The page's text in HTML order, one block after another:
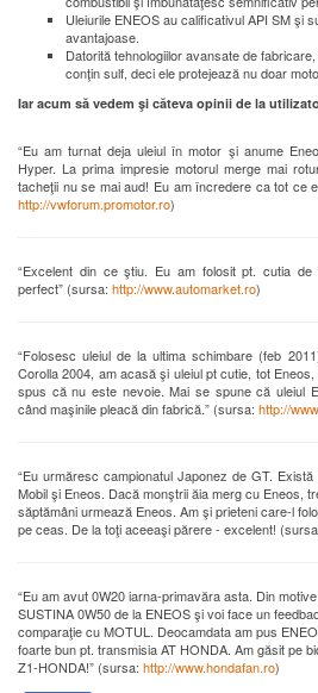
Uleiurile ENEOS au calificativul API SM şi
avantajoase.
Datorită tehnologiilor avansate de
conţin sulf, deci ele protejează nu doar
Iar acum să vedem şi căteva opinii de la
“Eu am turnat deja uleiul în motor şi anume
Hyper. La prima impresie motorul merge mai
tacheţii nu se mai aud! Eu am încredere ca tot ce
http://vwforum.promotor.ro)
“Excelent din ce ştiu. Eu am folosit pt. cutia de
perfect” (sursa: http://www.automarket.ro)
“Folosesc uleiul de la ultima schimbare (feb
Corolla 2004, am acasă şi uleiul pt cutie, tot
spus că nu este nevoie. Mai se spune că uleiul
când maşinile pleacă din fabrică.” (sursa: http://
“Eu urmăresc campionatul Japonez de GT.
Mobil şi Eneos. Dacă monştrii ăia merg cu Eneos,
săptămâni urmează Eneos. Am şi prieteni care-l
pe ceas. De la toţi aceeaşi părere - excelent!
“Eu am avut 0W20 iarna-primavăra asta. Din
SUSTINA 0W50 de la ENEOS şi voi face un
comparaţie cu MOTUL. Deocamdata am pus
foarte bun pt. transmisia AT HONDA. Am găsit pe
Z1-HONDA!” (sursa: http://www.hondafan.ro)